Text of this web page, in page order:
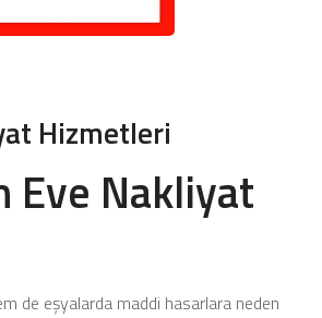
Hizmetleri
Eve Nakliyat
de eşyalarda maddi hasarlara neden